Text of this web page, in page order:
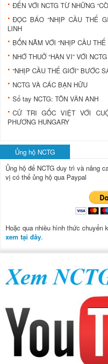
ĐẾN VỚI NCTG TỪ NHỮNG
ĐỌC BÁO “NHỊP CẦU THẾ
LINH
BỐN NĂM VỚI “NHỊP CẦU THẾ
NHỚ THUỞ “HÀN VI” VỚI NCTG
“NHỊP CẦU THẾ GIỚI” BƯỚC
NCTG VÀ CÁC BẠN HỮU
Sổ tay NCTG: TÔN VÂN ANH
CỬ TRI GỐC VIỆT VỚI
PHƯƠNG HUNGARY
Ủng hộ NCTG
Ủng hộ để NCTG duy trì và nâng
vị có thể ủng hộ qua Paypal
Hoặc qua nhiều hình thức chuyển
xem tại đây.